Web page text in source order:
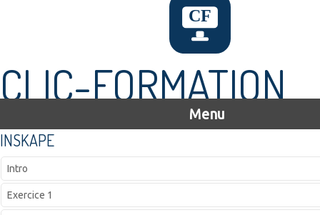
CLIC-FORMATION
Menu
INSKAPE
Intro
Exercice 1